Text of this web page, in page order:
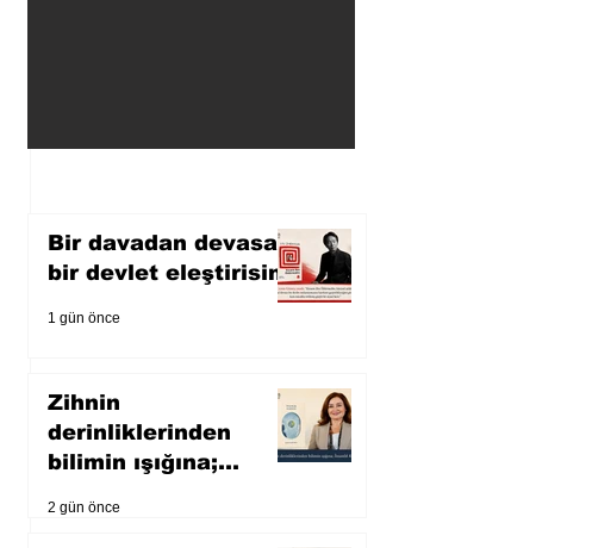
Bir davadan devasa
bir devlet eleştirisine
1 gün önce
Zihnin
derinliklerinden
bilimin ışığına;
2 gün önce